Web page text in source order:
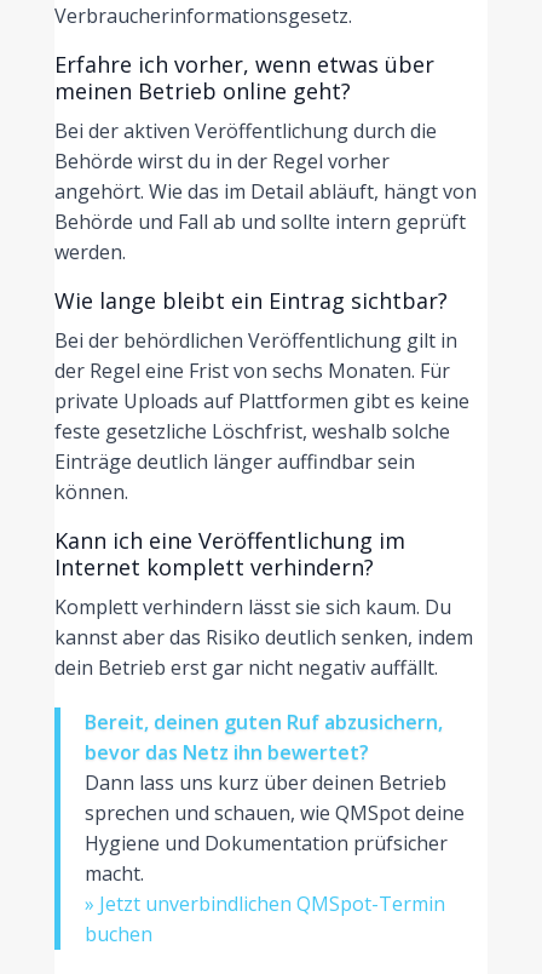
Verbraucherinformationsgesetz.
Erfahre ich vorher, wenn etwas über
meinen Betrieb online geht?
Bei der aktiven Veröffentlichung durch die
Behörde wirst du in der Regel vorher
angehört. Wie das im Detail abläuft, hängt von
Behörde und Fall ab und sollte intern geprüft
werden.
Wie lange bleibt ein Eintrag sichtbar?
Bei der behördlichen Veröffentlichung gilt in
der Regel eine Frist von sechs Monaten. Für
private Uploads auf Plattformen gibt es keine
feste gesetzliche Löschfrist, weshalb solche
Einträge deutlich länger auffindbar sein
können.
Kann ich eine Veröffentlichung im
Internet komplett verhindern?
Komplett verhindern lässt sie sich kaum. Du
kannst aber das Risiko deutlich senken, indem
dein Betrieb erst gar nicht negativ auffällt.
Bereit, deinen guten Ruf abzusichern,
bevor das Netz ihn bewertet?
Dann lass uns kurz über deinen Betrieb
sprechen und schauen, wie QMSpot deine
Hygiene und Dokumentation prüfsicher
macht.
» Jetzt unverbindlichen QMSpot-Termin
buchen